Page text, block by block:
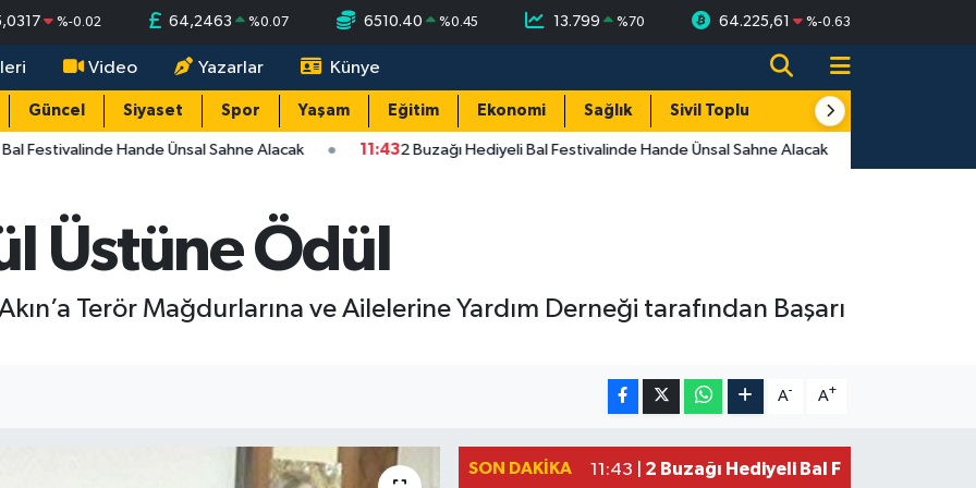
%-0.02 64,2463 %0.07 6510.40 %0.45 13.799 %70 64.225,61 %-0.63
Video Yazarlar Künye
Güncel Siyaset Spor Yaşam Eğitim Ekonomi Sağlık Sivil Toplum Turizm
Festivalinde Hande Ünsal Sahne Alacak 11:432 Buzağı Hediyeli Bal Festivalinde Hande Ünsal Sahne Alacak
Üstüne Ödül
Terör Mağdurlarına ve Ailelerine Yardım Derneği tarafından Başarı
A- A+
SON DAKIKA 11:43 | 2 Buzağı Hediyeli Bal Festivalinde